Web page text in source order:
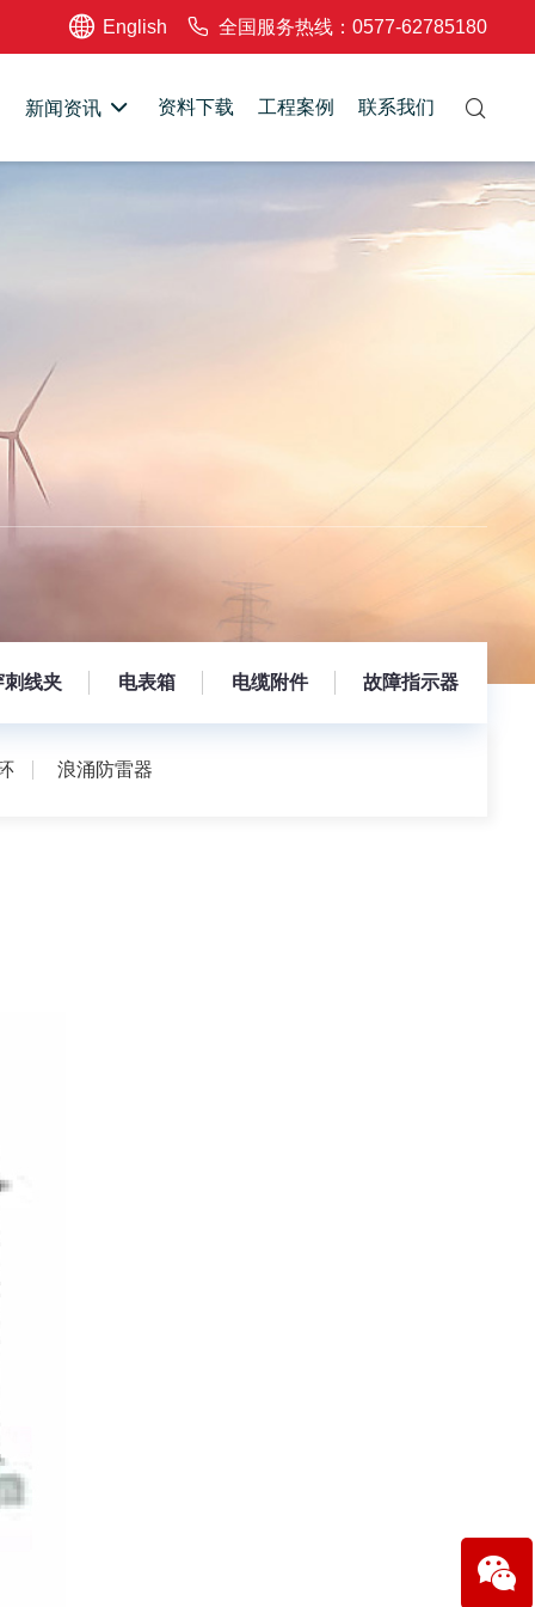
English 全国服务热线：0577-62785180
新闻资讯 资料下载 工程案例 联系我们
刺线夹 电表箱 电缆附件 故障指示器
浪涌防雷器